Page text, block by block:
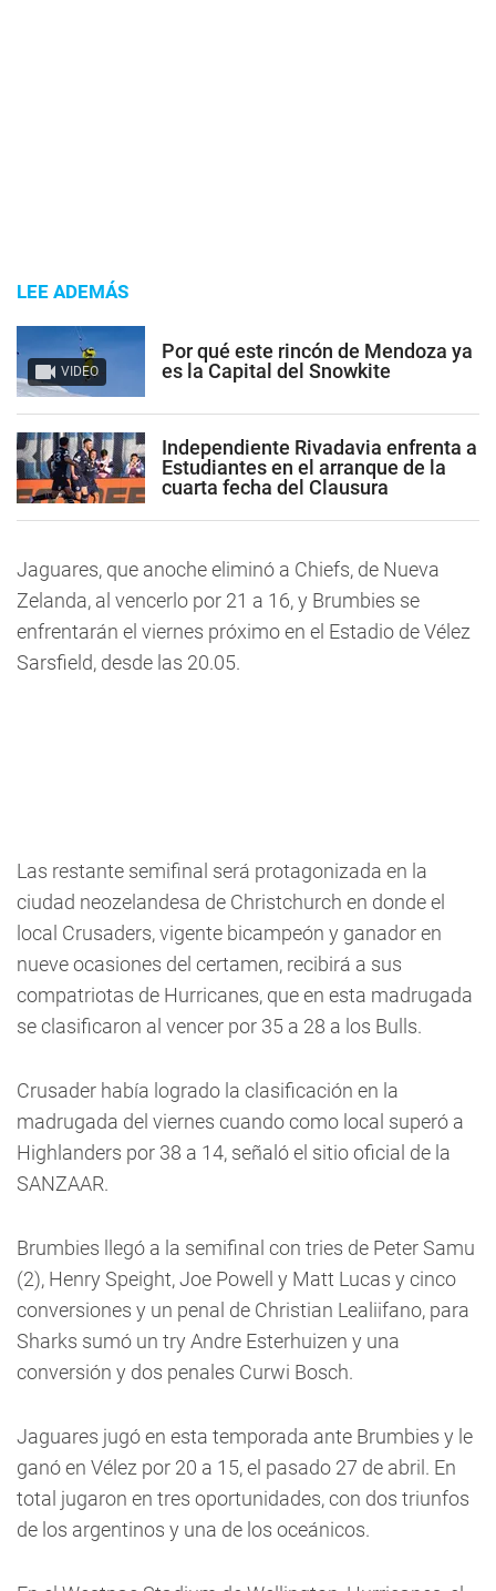
LEE ADEMÁS
VIDEO
Por qué este rincón de Mendoza ya
es la Capital del Snowkite
Independiente Rivadavia enfrenta a
Estudiantes en el arranque de la
cuarta fecha del Clausura
Jaguares, que anoche eliminó a Chiefs, de Nueva
Zelanda, al vencerlo por 21 a 16, y Brumbies se
enfrentarán el viernes próximo en el Estadio de Vélez
Sarsfield, desde las 20.05.
Las restante semifinal será protagonizada en la
ciudad neozelandesa de Christchurch en donde el
local Crusaders, vigente bicampeón y ganador en
nueve ocasiones del certamen, recibirá a sus
compatriotas de Hurricanes, que en esta madrugada
se clasificaron al vencer por 35 a 28 a los Bulls.
Crusader había logrado la clasificación en la
madrugada del viernes cuando como local superó a
Highlanders por 38 a 14, señaló el sitio oficial de la
SANZAAR.
Brumbies llegó a la semifinal con tries de Peter Samu
(2), Henry Speight, Joe Powell y Matt Lucas y cinco
conversiones y un penal de Christian Lealiifano, para
Sharks sumó un try Andre Esterhuizen y una
conversión y dos penales Curwi Bosch.
Jaguares jugó en esta temporada ante Brumbies y le
ganó en Vélez por 20 a 15, el pasado 27 de abril. En
total jugaron en tres oportunidades, con dos triunfos
de los argentinos y una de los oceánicos.